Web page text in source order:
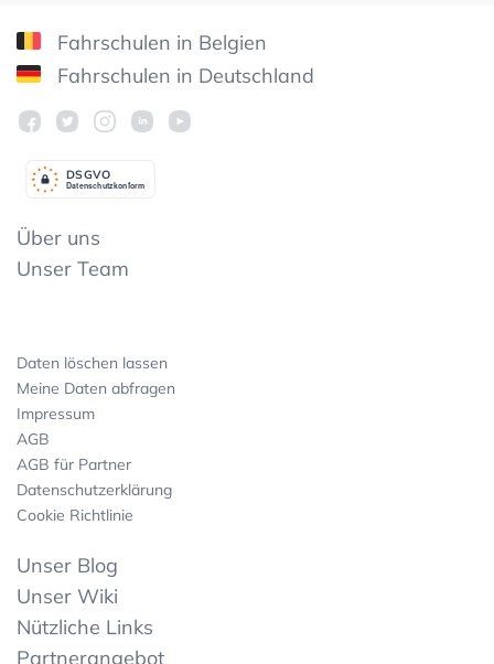
Fahrschulen in Belgien
Fahrschulen in Deutschland
Datenschutzkonform
DSGVO
Über uns
Unser Team
Daten löschen lassen
Meine Daten abfragen
Impressum
AGB
AGB für Partner
Datenschutzerklärung
Cookie Richtlinie
Unser Blog
Unser Wiki
Nützliche Links
Partnerangebot